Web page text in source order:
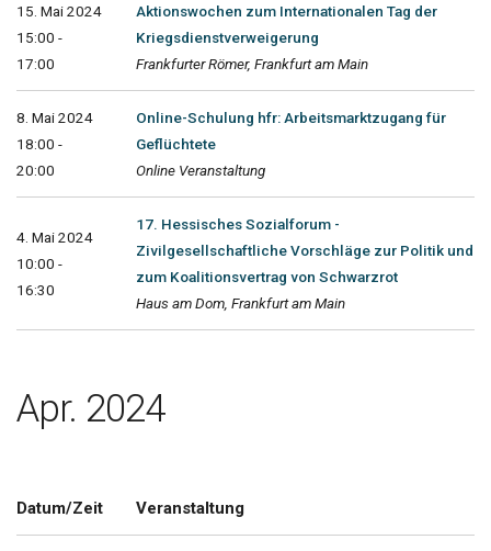
15. Mai 2024
15:00 -
17:00
Aktionswochen zum Internationalen Tag der
Kriegsdienstverweigerung
Frankfurter Römer, Frankfurt am Main
8. Mai 2024
18:00 -
20:00
Online-Schulung hfr: Arbeitsmarktzugang für
Geflüchtete
Online Veranstaltung
4. Mai 2024
10:00 -
16:30
17. Hessisches Sozialforum -
Zivilgesellschaftliche Vorschläge zur Politik und
zum Koalitionsvertrag von Schwarzrot
Haus am Dom, Frankfurt am Main
Apr. 2024
Datum/Zeit Veranstaltung